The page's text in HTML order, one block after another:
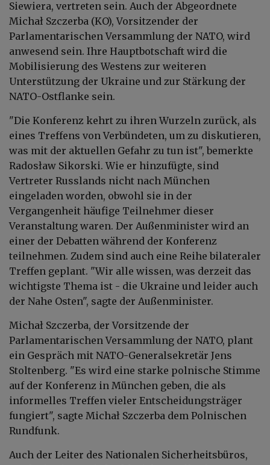
Siewiera, vertreten sein. Auch der Abgeordnete
Michał Szczerba (KO), Vorsitzender der
Parlamentarischen Versammlung der NATO, wird
anwesend sein. Ihre Hauptbotschaft wird die
Mobilisierung des Westens zur weiteren
Unterstützung der Ukraine und zur Stärkung der
NATO-Ostflanke sein.
"Die Konferenz kehrt zu ihren Wurzeln zurück, als
eines Treffens von Verbündeten, um zu diskutieren,
was mit der aktuellen Gefahr zu tun ist", bemerkte
Radosław Sikorski. Wie er hinzufügte, sind
Vertreter Russlands nicht nach München
eingeladen worden, obwohl sie in der
Vergangenheit häufige Teilnehmer dieser
Veranstaltung waren. Der Außenminister wird an
einer der Debatten während der Konferenz
teilnehmen. Zudem sind auch eine Reihe bilateraler
Treffen geplant. "Wir alle wissen, was derzeit das
wichtigste Thema ist - die Ukraine und leider auch
der Nahe Osten", sagte der Außenminister.
Michał Szczerba, der Vorsitzende der
Parlamentarischen Versammlung der NATO, plant
ein Gespräch mit NATO-Generalsekretär Jens
Stoltenberg. "Es wird eine starke polnische Stimme
auf der Konferenz in München geben, die als
informelles Treffen vieler Entscheidungsträger
fungiert", sagte Michał Szczerba dem Polnischen
Rundfunk.
Auch der Leiter des Nationalen Sicherheitsbüros,